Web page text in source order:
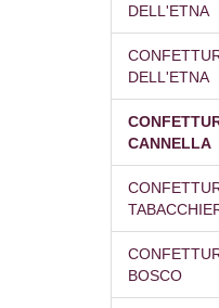
DELL'ETNA
DELL'ETNA
CANNELLA
BOSCO